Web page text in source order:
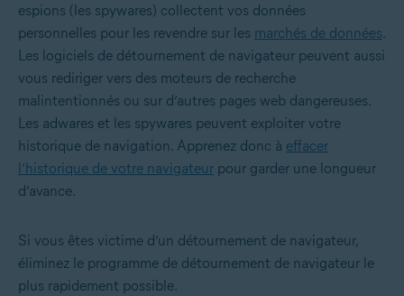
espions (les spywares) collectent vos données
personnelles pour les revendre sur les marchés de données.
Les logiciels de détournement de navigateur peuvent aussi
vous rediriger vers des moteurs de recherche
malintentionnés ou sur d’autres pages web dangereuses.
Les adwares et les spywares peuvent exploiter votre
historique de navigation. Apprenez donc à effacer
l’historique de votre navigateur pour garder une longueur
d’avance.
Si vous êtes victime d’un détournement de navigateur,
éliminez le programme de détournement de navigateur le
plus rapidement possible.